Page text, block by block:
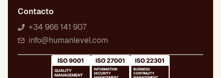
Contacto
+34 966 141 907
info@humanlevel.com